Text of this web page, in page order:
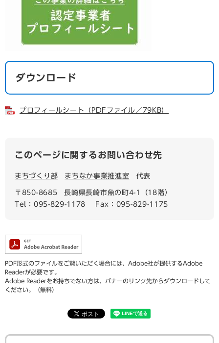
ダウンロード
プロフィールシート（PDFファイル／79KB）
このページに関するお問い合わせ先
まちづくり部 まちなか事業推進室 代表
〒850-8685
長崎県長崎市魚の町4-1（18階）
Tel：095-829-1178
Fax：095-829-1175
PDF形式のファイルをご覧いただく場合には、Adobe社が提供するAdobe
Readerが必要です。
Adobe Readerをお持ちでない方は、バナーのリンク先からダウンロードして
ください。（無料）